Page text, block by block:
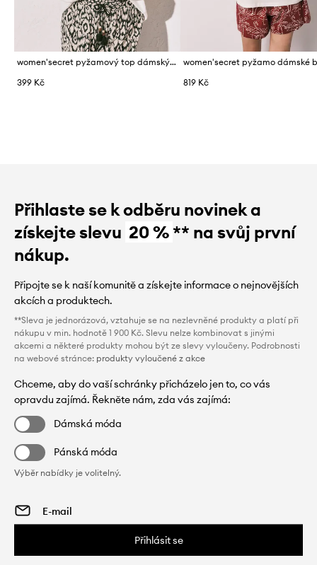
women'secret pyžamový top dámský bavlněný
399 Kč
819 Kč
Přihlaste se k odběru novinek a
získejte slevu 20 %** na svůj první
nákup.
Připojte se k naší komunitě a získejte informace o nejnovějších
akcích a produktech.
**Sleva je jednorázová, vztahuje se na nezlevněné produkty a platí při
nákupu v min. hodnotě 1 900 Kč. Slevu nelze kombinovat s jinými
akcemi a některé produkty mohou být ze slevy vyloučeny. Podrobnosti
na webové stránce: produkty vyloučené z akce
Chceme, aby do vaší schránky přicházelo jen to, co vás
opravdu zajímá. Řekněte nám, zda vás zajímá:
Dámská móda
Pánská móda
Výběr nabídky je volitelný.
Přihlásit se